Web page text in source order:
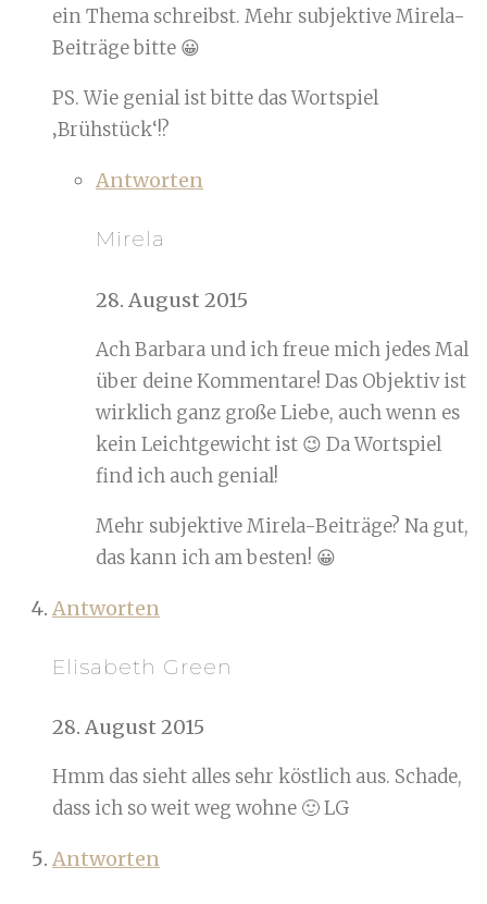
ein Thema schreibst. Mehr subjektive Mirela-
Beiträge bitte 😀
PS. Wie genial ist bitte das Wortspiel
‚Brühstück‘!?
Antworten
Mirela
28. August 2015
Ach Barbara und ich freue mich jedes Mal
über deine Kommentare! Das Objektiv ist
wirklich ganz große Liebe, auch wenn es
kein Leichtgewicht ist 😉 Da Wortspiel
find ich auch genial!
Mehr subjektive Mirela-Beiträge? Na gut,
das kann ich am besten! 😀
Antworten
Elisabeth Green
28. August 2015
Hmm das sieht alles sehr köstlich aus. Schade,
dass ich so weit weg wohne 🙂 LG
Antworten